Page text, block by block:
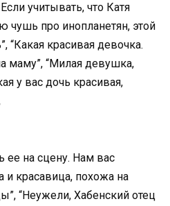
учитывать, что Катя
чушь про инопланетян, этой
“Какая красивая девочка.
маму”, “Милая девушка,
у вас дочь красивая,
ее на сцену. Нам вас
и красавица, похожа на
“Неужели, Хабенский отец